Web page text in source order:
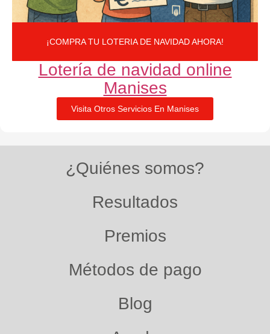
¡COMPRA TU LOTERIA DE NAVIDAD AHORA!
Lotería de navidad online
Manises
Visita Otros Servicios En Manises
¿Quiénes somos?
Resultados
Premios
Métodos de pago
Blog